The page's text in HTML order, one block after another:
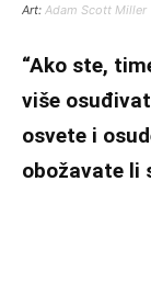
Art: Adam Scott Miller
“Ako ste,
više
osvete i
obožavate li